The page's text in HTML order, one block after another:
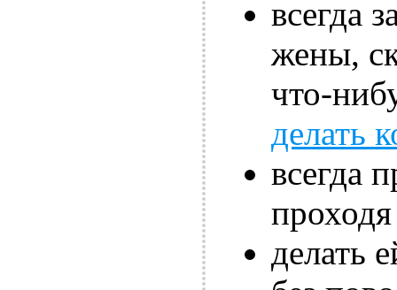
всегда
жены,
что-
делать
всегда
делать